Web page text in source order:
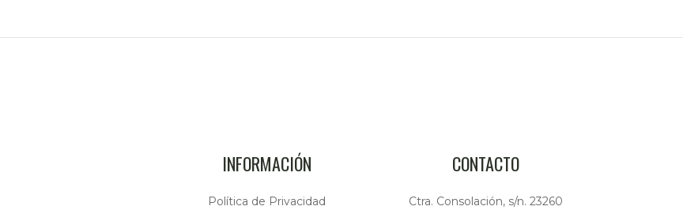
INFORMACIÓN
Política de Privacidad
CONTACTO
Ctra. Consolación, s/n. 23260